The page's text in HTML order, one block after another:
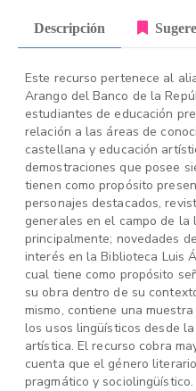
Descripción
Este recurso pertenece al
Arango del Banco de la
estudiantes de educación
relación a las áreas de
castellana y educación
demostraciones que posee
tienen como propósito
personajes destacados,
generales en el campo de
principalmente; novedades
interés en la Biblioteca Luis
cual tiene como propósito
su obra dentro de su
mismo, contiene una
los usos lingüísticos desde
artística. El recurso cobra
cuenta que el género
pragmático y sociolingüístico.